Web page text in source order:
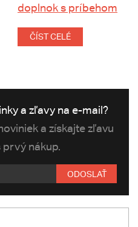
doplnok s príbehom
ČÍST CELÉ
a zľavy na e-mail?
a získajte zľavu
prvý nákup.
ODOSLAŤ